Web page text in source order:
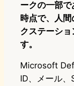
ークの一部
時点で、人
クステーシ
す。
Microsoft
ID、メール、